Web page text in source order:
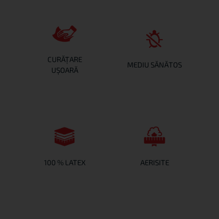
CURĂŢARE
UŞOARĂ
Saltelele LATEX sunt dotate cu
curăţate şi spălate.
MEDIU SĂNĂTOS
Calităţile alcaline naturale ale
latexului nu permit dezvoltarea
100 % LATEX
Saltelele LATEX sunt
dezvoltate din nuclee de latex
AERISITE
Saltelele LATEX dispun de o
reţea perfecţionată de canale
de aer verticale şi orizontale,
excepţională a saltelei.